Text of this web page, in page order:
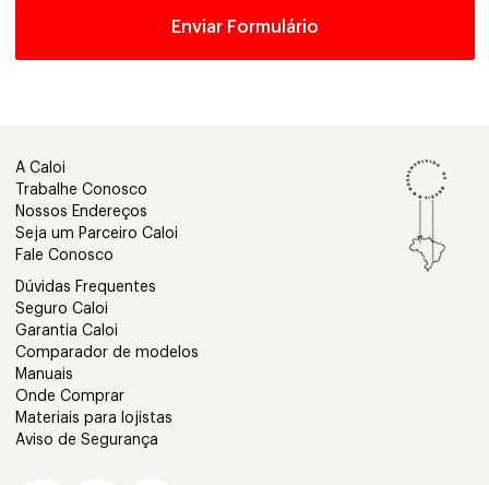
A Caloi
Trabalhe Conosco
Nossos Endereços
Seja um Parceiro Caloi
Fale Conosco
Dúvidas Frequentes
Seguro Caloi
Garantia Caloi
Comparador de modelos
Manuais
Onde Comprar
Materiais para lojistas
Aviso de Segurança